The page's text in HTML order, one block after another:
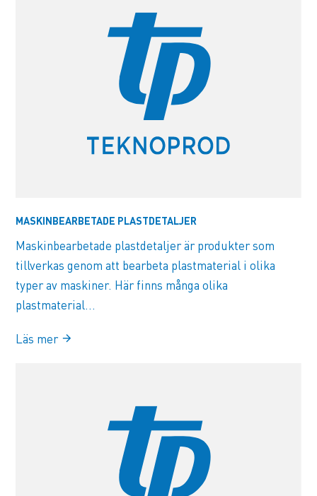
MASKINBEARBETADE PLASTDETALJER
Maskinbearbetade plastdetaljer är produkter som
tillverkas genom att bearbeta plastmaterial i olika
typer av maskiner. Här finns många olika
plastmaterial...
Läs mer